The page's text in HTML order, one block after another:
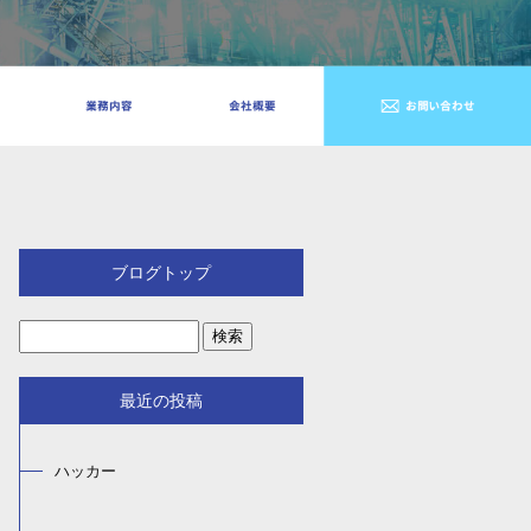
ブログトップ
最近の投稿
ハッカー